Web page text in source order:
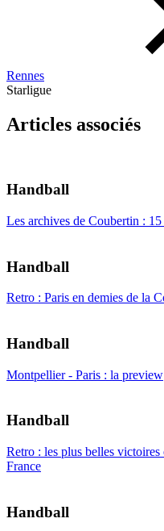
Rennes
Starligue
Articles associés
Handball
Les archives de Coubertin :
Handball
Retro : Paris en demies de la
Handball
Montpellier - Paris : la preview
Handball
Retro : les plus belles
France
Handball